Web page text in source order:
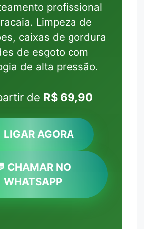
profissional
Limpeza de
caixas de gordura
de esgoto com
de alta pressão.
de R$ 69,90
LIGAR AGORA
CHAMAR NO
WHATSAPP